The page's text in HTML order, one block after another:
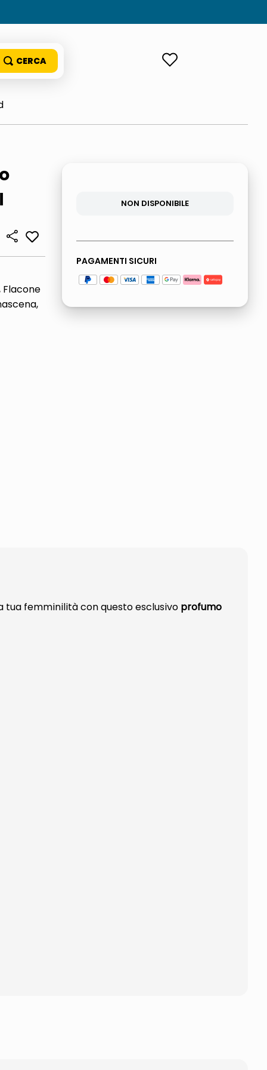
Flacone
NON DISPONIBILE
PAGAMENTI SICURI
tua femminilità con questo esclusivo profumo